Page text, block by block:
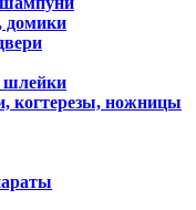
домики
шлейки
когтерезы, ножницы